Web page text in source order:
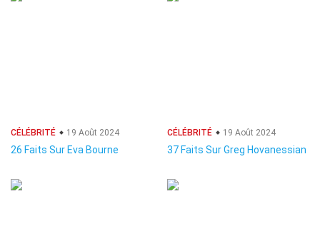
CÉLÉBRITÉ 19 Août 2024
26 Faits Sur Eva Bourne
CÉLÉBRITÉ 19 Août 2024
37 Faits Sur Greg Hovanessian